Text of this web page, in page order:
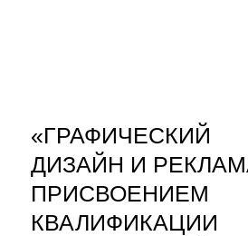
«ГРАФИЧЕСКИЙ
ДИЗАЙН И
ПРИСВОЕНИЕМ
КВАЛИФИКАЦИИ